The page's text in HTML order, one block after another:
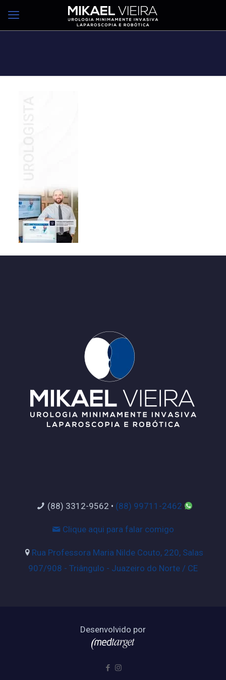
(88) 3312-9562 • (88) 99711-2462
Clique aqui para falar comigo
Rua Professora Maria Nilde Couto, 220, Salas
907/908 - Triângulo - Juazeiro do Norte / CE
Desenvolvido por